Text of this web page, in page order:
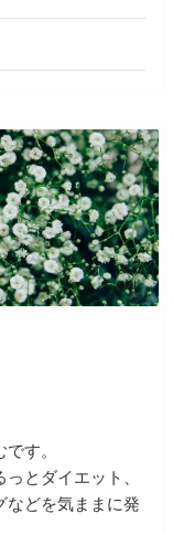
す。
とダイエット、
などを気ままに発